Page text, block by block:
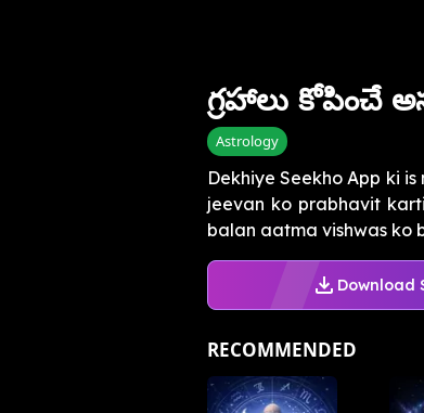
గ్రహాలు కోపించే
Astrology
Dekhiye Seekho App ki
jeevan ko prabhavit
balan aatma vishwas ko
Download
RECOMMENDED